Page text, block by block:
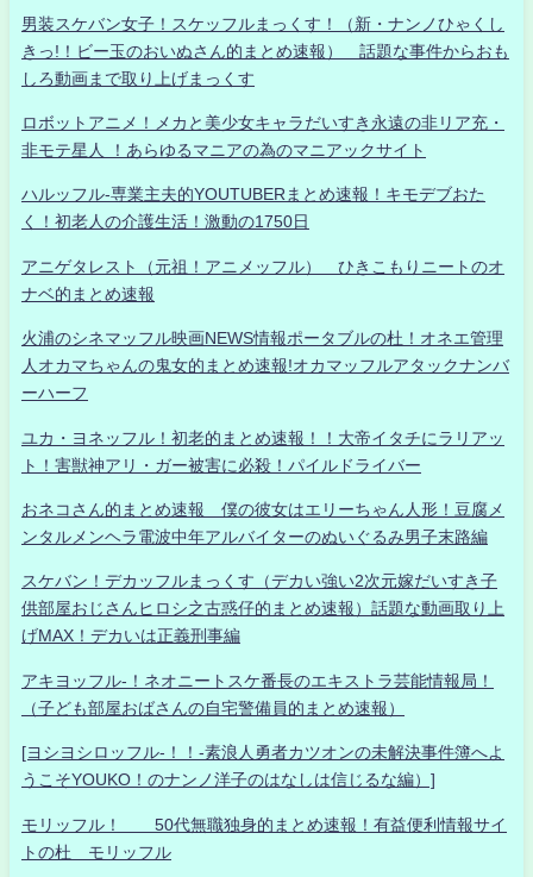
男装スケバン女子！スケッフルまっくす！（新・ナンノひゃくし
きっ!！ビー玉のおいぬさん的まとめ速報） 話題な事件からおも
しろ動画まで取り上げまっくす
ロボットアニメ！メカと美少女キャラだいすき永遠の非リア充・
非モテ星人 ！あらゆるマニアの為のマニアックサイト
ハルッフル-専業主夫的YOUTUBERまとめ速報！キモデブおた
く！初老人の介護生活！激動の1750日
アニゲタレスト（元祖！アニメッフル） ひきこもりニートのオ
ナベ的まとめ速報
火浦のシネマッフル映画NEWS情報ポータブルの杜！オネエ管理
人オカマちゃんの鬼女的まとめ速報!オカマッフルアタックナンバ
ーハーフ
ユカ・ヨネッフル！初老的まとめ速報！！大帝イタチにラリアッ
ト！害獣神アリ・ガー被害に必殺！パイルドライバー
おネコさん的まとめ速報 僕の彼女はエリーちゃん人形！豆腐メ
ンタルメンヘラ電波中年アルバイターのぬいぐるみ男子末路編
スケバン！デカッフルまっくす（デカい強い2次元嫁だいすき子
供部屋おじさんヒロシ之古惑仔的まとめ速報）話題な動画取り上
げMAX！デカいは正義刑事編
アキヨッフル-！ネオニートスケ番長のエキストラ芸能情報局！
（子ども部屋おばさんの自宅警備員的まとめ速報）
[ヨシヨシロッフル-！！-素浪人勇者カツオンの未解決事件簿へよ
うこそYOUKO！のナンノ洋子のはなしは信じるな編）]
モリッフル！ 50代無職独身的まとめ速報！有益便利情報サイ
トの杜 モリッフル